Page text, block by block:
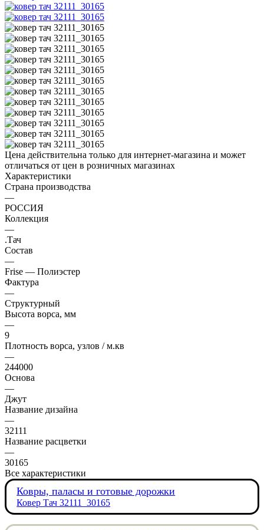
Цена действительна только для интернет-магазина и может
отличаться от цен в розничных магазинах
Характеристики
Страна производства
—
РОССИЯ
Коллекция
—
.Тач
Состав
—
Frise — Полиэстер
Фактура
—
Структурный
Высота ворса, мм
—
9
Плотность ворса, узлов / м.кв
—
244000
Основа
—
Джут
Название дизайна
—
32111
Название расцветки
—
30165
Все характеристики
Ковры, паласы и готовые дорожки
Ковер Тач 32111_30165